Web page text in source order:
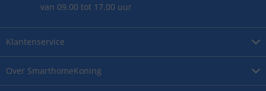
Over SmarthomeKoning
Klantenservice
van 09.00 tot 17.00 uur